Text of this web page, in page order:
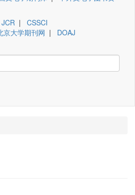
JCR | CSSCI
京大学期刊网 | DOAJ